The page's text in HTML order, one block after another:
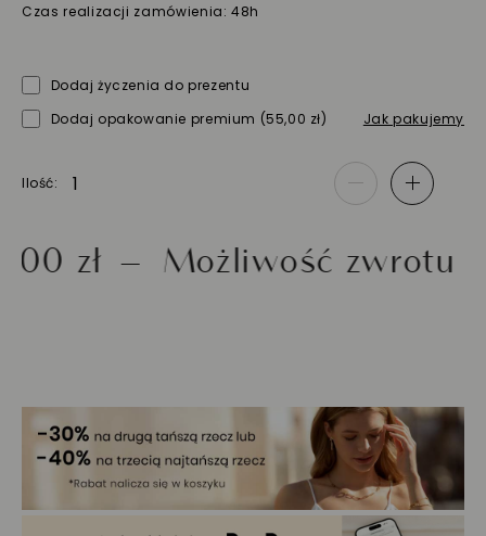
Czas realizacji zamówienia: 48h
Dodaj życzenia do prezentu
Dodaj opakowanie premium (55,00 zł) Jak pakujemy
Ilość - +
Możliwość zwrotu do